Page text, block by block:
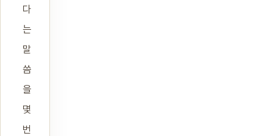
다
는
말
씀
을
몇
번